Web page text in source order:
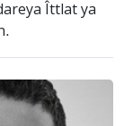
Îttlat ya